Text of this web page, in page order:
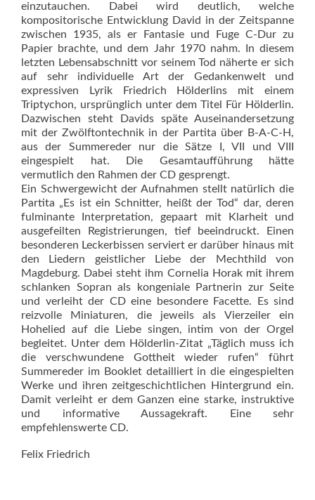
einzutauchen. Dabei wird deutlich, welche
kompositorische Entwicklung David in der Zeitspanne
zwischen 1935, als er Fantasie und Fuge C-Dur zu
Papier brachte, und dem Jahr 1970 nahm. In diesem
letzten Lebens­abschnitt vor seinem Tod näherte er sich
auf sehr individuelle Art der Gedankenwelt und
expressiven Lyrik Friedrich Hölderlins mit einem
Triptychon, ursprünglich unter dem Titel Für Hölderlin.
Dazwischen steht Davids späte Auseinandersetzung
mit der Zwölftontechnik in der Partita über B-A-C-H,
aus der Summereder nur die Sätze I, VII und VIII
eingespielt hat. Die Gesamtaufführung hätte
vermutlich den Rahmen der CD gesprengt.
Ein Schwergewicht der Aufnahmen stellt natürlich die
Partita „Es ist ein Schnitter, heißt der Tod“ dar, deren
fulminante Interpretation, gepaart mit Klarheit und
ausgefeilten Registrierungen, tief beeindruckt. Einen
besonderen Leckerbissen serviert er darüber hinaus mit
den Liedern geistlicher Liebe der Mechthild von
Magdeburg. Dabei steht ihm Cornelia Horak mit ihrem
schlanken Sopran als kongeniale Partnerin zur Seite
und verleiht der CD eine besondere Facette. Es sind
reizvolle Miniaturen, die jeweils als Vierzeiler ein
Hohelied auf die Liebe singen, intim von der Orgel
begleitet. Unter dem Hölderlin-Zitat „Täglich muss ich
die verschwundene Gottheit wieder rufen“ führt
Summer­eder im Book­let detailliert in die eingespielten
Werke und ihren zeitgeschichtlichen Hintergrund ein.
Damit verleiht er dem Ganzen eine starke, instruktive
und informative Aussagekraft. Eine sehr
empfehlenswerte CD.
Felix Friedrich